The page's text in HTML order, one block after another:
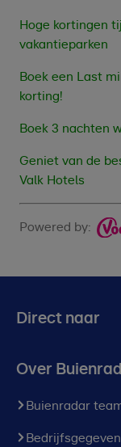
Hoge kortingen
vakantieparken
Boek een Last
korting!
Boek 3 nachten
Geniet van de
Valk Hotels
Powered by:
Direct naar
Over
Buienradar